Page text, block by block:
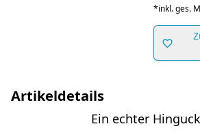
*inkl. ges.
Artikeldetails
Ein echter